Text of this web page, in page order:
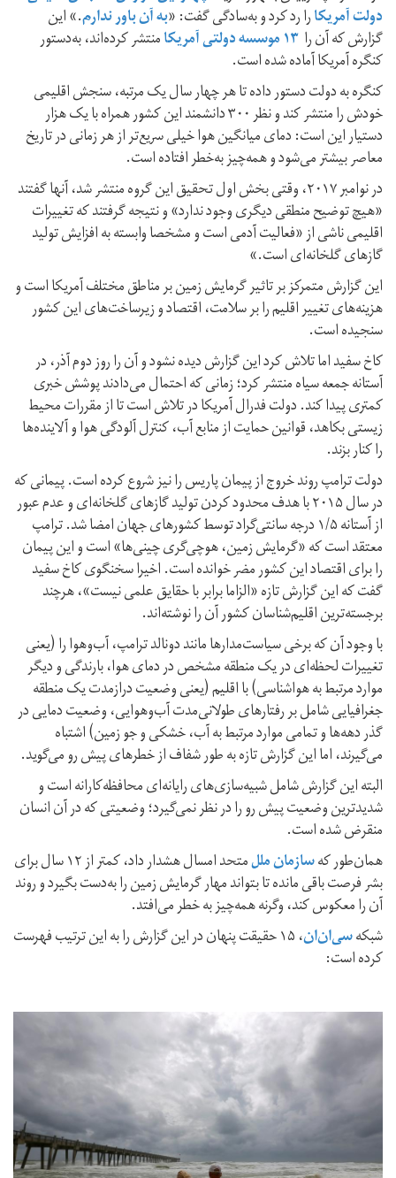
دولت آمریکارا رد کرد و به‌سادگی گفت: «به آن باور ندارم.» این
گزارش که آن را۱۳ موسسه دولتی آمریکا منتشر کرده‌اند، به‌دستور
کنگره آمریکا آماده شده است.
کنگره به دولت دستور داده تا هر چهار سال یک مرتبه، سنجش اقلیمی
خودش را منتشر کند و نظر ۳۰۰ دانشمند این کشور همراه با یک هزار
دستیار این است: دمای میانگین هوا خیلی سریع‌تر از هر زمانی در تاریخ
معاصر بیشتر می‌شود و همه‌چیز به‌خطر افتاده است.
در نوامبر ۲۰۱۷، وقتی بخش اول تحقیق این گروه منتشر شد، آنها گفتند
«هیچ توضیح منطقی دیگری وجود ندارد» و نتیجه گرفتند که تغییرات
اقلیمی ناشی از «فعالیت آدمی است و مشخصا وابسته به افزایش تولید
گازهای گلخانه‌ای است.»
این گزارش متمرکز بر تاثیر گرمایش زمین بر مناطق مختلف آمریکا است و
هزینه‌های تغییر اقلیم را بر سلامت، اقتصاد و زیرساخت‌های این کشور
سنجیده است.
کاخ سفید اما تلاش کرد این گزارش دیده نشود و آن را روز دوم آذر، در
آستانه جمعه سیاه منتشر کرد؛ زمانی که احتمال می‌دادند پوشش خبری
کمتری پیدا کند. دولت فدرال آمریکا در تلاش است تا از مقررات محیط‌
زیستی بکاهد، قوانین حمایت از منابع آب، کنترل آلودگی هوا و آلاینده‌ها
را کنار بزند.
دولت ترامپ روند خروج از پیمان پاریس را نیز شروع کرده است. پیمانی که
در سال ۲۰۱۵ با هدف محدود کردن تولید گازهای گلخانه‌ای و عدم عبور
از آستانه ۱/۵ درجه سانتی‌گراد توسط کشورهای جهان امضا شد. ترامپ
معتقد است که «گرمایش زمین، هوچی‌گری چینی‌ها» است و این پیمان
را برای اقتصاد این کشور مضر خوانده است. اخیرا سخنگوی کاخ سفید
گفت که این گزارش تازه «الزاما برابر با حقایق علمی نیست»، هرچند
برجسته‌ترین اقلیم‌شناسان کشور آن را نوشته‌اند.
با وجود آن که برخی سیاست‌مدارها مانند دونالد ترامپ، آب‌وهوا را (یعنی
تغییرات لحظه‌ای در یک منطقه مشخص در دمای هوا، بارندگی و دیگر
موارد مرتبط به هواشناسی) با اقلیم (یعنی وضعیت درازمدت یک منطقه
جغرافیایی شامل بر رفتارهای طولانی‌مدت آب‌وهوایی، وضعیت دمایی در
گذر دهه‌ها و تمامی موارد مرتبط به آب، خشکی و جو زمین) اشتباه
می‌گیرند، اما این گزارش تازه به طور شفاف از خطرهای پیش رو می‌گوید.
البته این گزارش شامل شبیه‌سازی‌های رایانه‌ای محافظه‌کارانه است و
شدیدترین وضعیت پیش رو را در نظر نمی‌گیرد؛ وضعیتی که در آن انسان
منقرض شده است.
همان‌طور کهسازمان ملل متحد امسال هشدار داد، کمتر از ۱۲ سال برای
بشر فرصت باقی مانده تا بتواند مهار گرمایش زمین را به‌دست بگیرد و روند
آن را معکوس کند، وگرنه همه‌چیز به‌ خطر می‌افتد.
شبکهسی‌ان‌ان ، ۱۵ حقیقت پنهان در این گزارش را به این ترتیب فهرست
کرده است: